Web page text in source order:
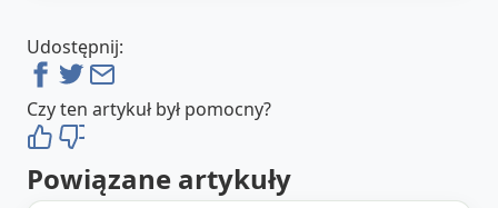
Udostępnij:
Czy ten artykuł był pomocny?
Powiązane artykuły